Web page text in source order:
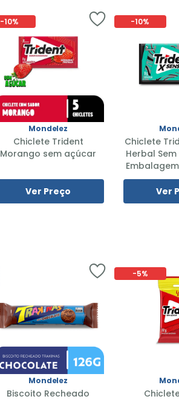
-10%
Mondelez
Chiclete Trident
Morango sem açúcar
Ver Preço
-10%
Chiclete
Herbal
Ver
Mondelez
Biscoito Recheado
-5%